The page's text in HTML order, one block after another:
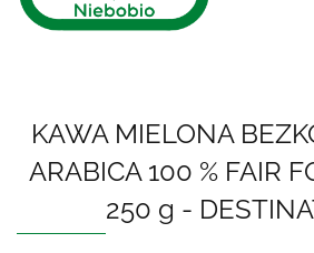
KAWA MIELONA
ARABICA 100 % FAIR
250 g -